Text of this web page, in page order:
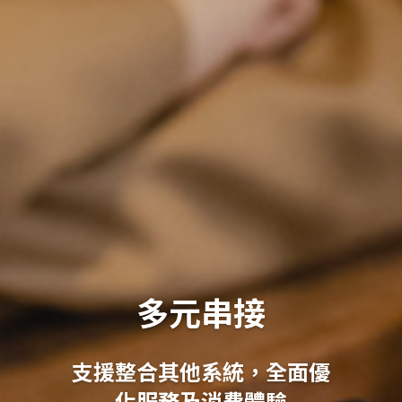
多元串接
支援整合其他系統 ， 全面優